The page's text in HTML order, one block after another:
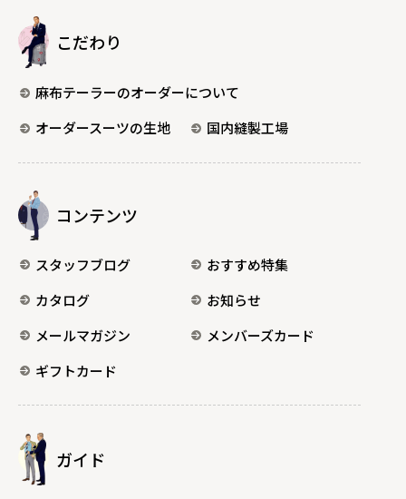
こだわり
麻布テーラーのオーダーについて
オーダースーツの生地
国内縫製工場
コンテンツ
スタッフブログ
おすすめ特集
カタログ
お知らせ
メールマガジン
メンバーズカード
ギフトカード
ガイド